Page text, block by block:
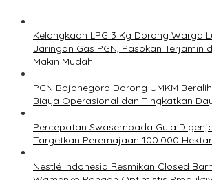
Kelangkaan LPG 3 Kg Dorong Warga
Jaringan Gas PGN, Pasokan Terjamin
Makin Mudah
PGN Bojonegoro Dorong UMKM
Biaya Operasional dan Tingkatkan
Percepatan Swasembada Gula
Targetkan Peremajaan 100.000
Nestlé Indonesia Resmikan Closed